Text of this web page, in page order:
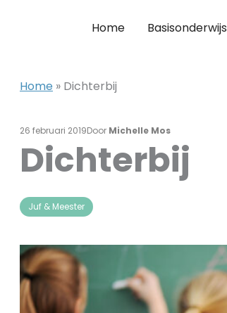
Home Basisonderwijs
Home » Dichterbij
26 februari 2019Door Michelle Mos
Juf & Meester
Dichterbij